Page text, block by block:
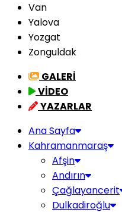
Van
Yalova
Yozgat
Zonguldak
GALERİ
VİDEO
YAZARLAR
Ana Sayfa
Kahramanmaraş
Afşin
Andırın
Çağlayancerit
Dulkadiroğlu